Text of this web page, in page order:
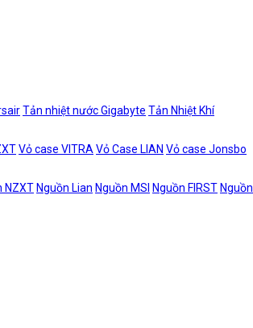
Tản nhiệt nước Gigabyte Tản Nhiệt Khí
Vỏ case VITRA Vỏ Case LIAN Vỏ case Jonsbo
NZXT Nguồn Lian Nguồn MSI Nguồn FIRST Nguồn